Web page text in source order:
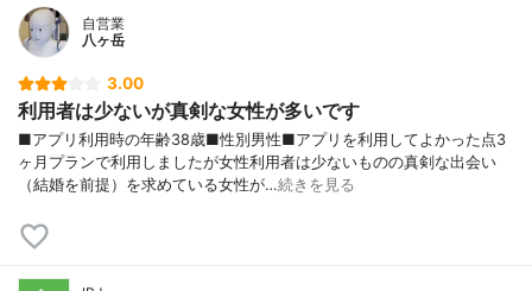
自営業
八ヶ岳
3.00
利用者は少ないが真剣な女性が多いです
■アプリ利用時の年齢38歳■性別男性■アプリを利用してよかった点3
ヶ月プランで利用しましたが女性利用者は少ないものの真剣な出会い
（結婚を前提）を求めている女性が…続きを見る